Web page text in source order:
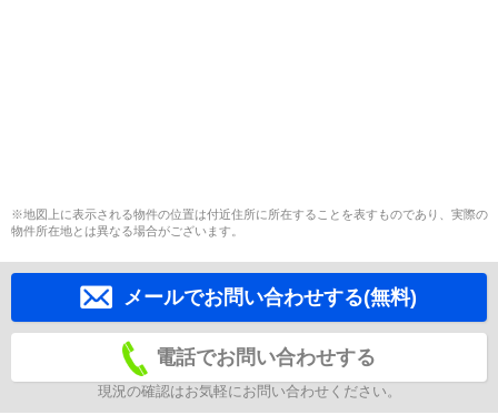
※地図上に表示される物件の位置は付近住所に所在することを表すものであり、実際の
物件所在地とは異なる場合がございます。
メールでお問い合わせする(無料)
電話でお問い合わせする
現況の確認はお気軽にお問い合わせください。